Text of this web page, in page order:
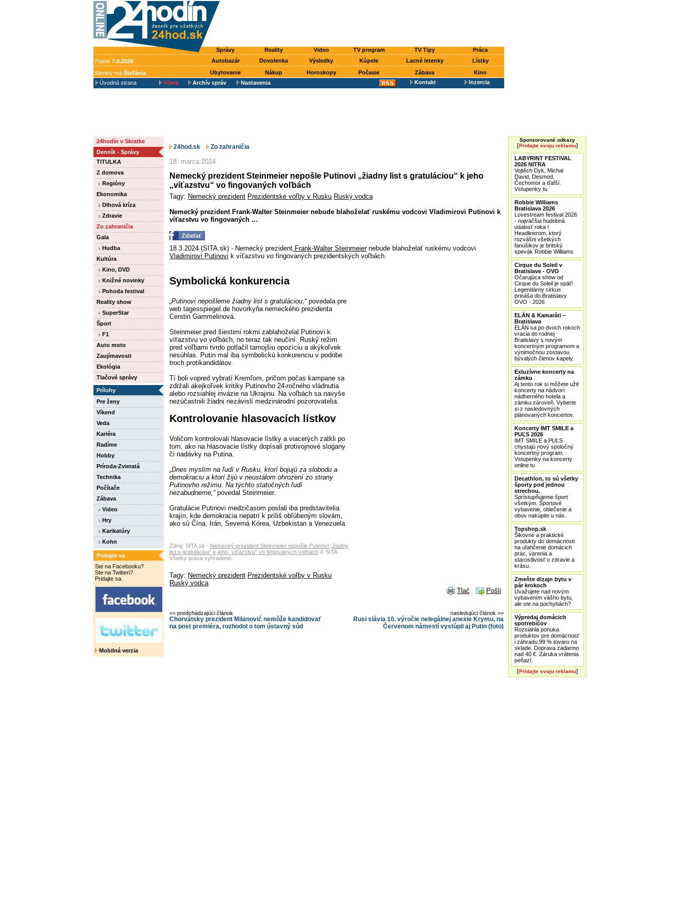
Správy Reality Video TV program TV Tipy
Práca
Piatok 7.8.2026 Autobazár Dovolenka Výsledky Kúpele Lacné letenky
Lístky
Meniny má Štefánia Ubytovanie Nákup Horoskopy Počasie Zábava
Kino
Úvodná strana
Včera Archív správ Nastavenia Kontakt Inzercia
24hodín v Skratke
Denník - Správy
TITULKA
Z domova
Regióny
Ekonomika
Dlhová kríza
Zdravie
Zo zahraničia
Gala
Hudba
Kultúra
Kino, DVD
Knižné novinky
Pohoda festival
Reality show
SuperStar
Šport
F1
Auto moto
Zaujímavosti
Ekológia
Tlačové správy
Prílohy
Pre ženy
Víkend
Veda
Kariéra
Radíme
Hobby
Príroda-Zvieratá
Technika
Počítače
Zábava
Video
Hry
Karikatúry
Kohn
Pridajte sa
Ste na Facebooku?
Ste na Twitteri?
Pridajte sa.
Mobilná verzia
24hod.sk Zo zahraničia
18. marca 2024
Nemecký prezident Steinmeier nepošle Putinovi „žiadny list s gratuláciou“ k jeho
„víťazstvu“ vo fingovaných voľbách
Tagy: Nemecký prezident Prezidentské voľby v Rusku Ruský vodca
Nemecký prezident Frank-Walter Steinmeier nebude blahoželať ruskému vodcovi Vladimirovi Putinovi k
víťazstvu vo fingovaných ...
Zdieľať
18.3.2024 (SITA.sk) - Nemecký prezident Frank-Walter Steinmeiernebude blahoželať ruskému vodcovi
Vladimirovi Putinovi k víťazstvu vo fingovaných prezidentských voľbách.
Symbolická konkurencia
„Putinovi nepošleme žiadny list s gratuláciou,“povedala pre
web tagesspiegel.de hovorkyňa nemeckého prezidenta
Cerstin Gammelinová.
Steinmeier pred šiestimi rokmi zablahoželal Putinovi k
víťazstvu vo voľbách, no teraz tak neučiní. Ruský režim
pred voľbami tvrdo potlačil tamojšiu opozíciu a akýkoľvek
nesúhlas. Putin mal iba symbolickú konkurenciu v podobe
troch protikandidátov.
Tí boli vopred vybratí Kremľom, pričom počas kampane sa
zdržali akejkoľvek kritiky Putinovho 24-ročného vládnutia
alebo rozsiahlej invázie na Ukrajinu. Na voľbách sa navyše
nezúčastnili žiadni nezávislí medzinárodní pozorovatelia.
Kontrolovanie hlasovacích lístkov
Voličom kontrolovali hlasovacie lístky a viacerých zatkli po
tom, ako na hlasovacie lístky dopísali protivojnové slogany
či nadávky na Putina.
„Dnes myslím na ľudí v Rusku, ktorí bojujú za slobodu a
demokraciu a ktorí žijú v neustálom ohrození zo strany
Putinovho režimu. Na týchto statočných ľudí
nezabudneme,“povedal Steinmeier.
Gratulácie Putinovi medzičasom poslali iba predstavitelia
krajín, kde demokracia nepatrí k príliš obľúbeným slovám,
ako sú Čína, Irán, Severná Kórea, Uzbekistan a Venezuela.
Zdroj: SITA.sk - Nemecký prezident Steinmeier nepošle Putinovi „žiadny
list s gratuláciou“ k jeho „víťazstvu“ vo fingovaných voľbách © SITA
Všetky práva vyhradené.
Tagy: Nemecký prezident Prezidentské voľby v Rusku
Ruský vodca
Tlač
Pošli
nasledujúci článok >>
Rusi slávia 10. výročie nelegálnej anexie Krymu, na
Červenom námestí vystúpil aj Putin (foto)
<< predchádzajúci článok
Chorvátsky prezident Milanović nemôže kandidovať
na post premiéra, rozhodol o tom ústavný súd
Sponzorované odkazy
[Pridajte svoju reklamu]
LABYRINT FESTIVAL
2026 NITRA
Vojtěch Dyk, Michal
David, Desmod,
Čechomor a ďaľší.
Vstupenky tu
Robbie Williams
Bratislava 2026
Lovestream festival 2026
- najväčšia hudobná
udalosť roka !
Headlinerom, ktorý
rozvášni všetkých
fanúšikov je britský
spevák Robbie Williams
Cirque du Soleil v
Bratislave - OVO
Očarujúca show od
Cirque du Soleil je späť!
Legendárny cirkus
prináša do Bratislavy
OVO - 2026
ELÁN & Kamaráti –
Bratislava
ELÁN sa po dvoch rokoch
vracia do rodnej
Bratislavy s novým
koncertným programom a
výnimočnou zostavou
bývalých členov kapely.
Exluzívne koncerty na
zámku
Aj tento rok si môžete užiť
koncerty na nádvorí
nádherného hotela a
zámku zároveň. Vyberte
si z nasledovných
plánovaných koncertov.
Koncerty IMT SMILE a
PUĽS 2026
IMT SMILE a PUĽS
chystajú nový spoločný
koncertný program.
Vstupenky na koncerty
online tu
Decathlon, to sú všetky
športy pod jednou
strechou.
Sprístupňujeme šport
všetkým. Športové
vybavenie, oblečenie a
obuv nakúpite u nás.
Topshop.sk
Šikovné a praktické
produkty do domácnosti
na uľahčenie domácich
prác, varenia a
starostlivosť o zdravie a
krásu.
Zmeňte dizajn bytu v
pár krokoch
Uvažujete nad novým
vybavením vášho bytu,
ale ste na pochybách?
Výpredaj domácich
spotrebičov
Rozsiahla ponuka
produktov pre domácnosť
i záhradu.99 % tovaru na
sklade. Doprava zadarmo
nad 40 €. Záruka vrátenia
peňazí.
[Pridajte svoju reklamu]